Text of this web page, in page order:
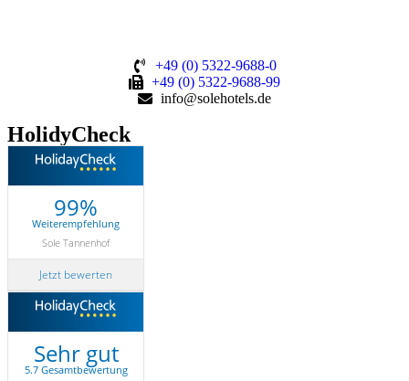
+49 (0) 5322-9688-0
+49 (0) 5322-9688-99
info@solehotels.de
HolidyCheck
99%
Weiterempfehlung
Sole Tannenhof
Jetzt bewerten
Sehr gut
5.7 Gesamtbewertung